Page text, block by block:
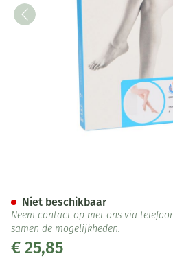
€ 25,85
Niet beschikbaar
Neem contact op met ons via
samen de mogelijkheden.